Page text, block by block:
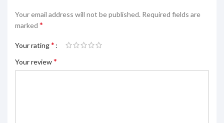
Your email address will not be published. Required fields are
marked *
Your rating*
Your review*